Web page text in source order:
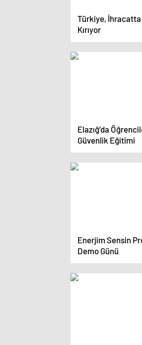
Türkiye,
Kırıyor
Elazığ’da
Güvenlik Eğitimi
Enerjim Sensin
Demo Günü